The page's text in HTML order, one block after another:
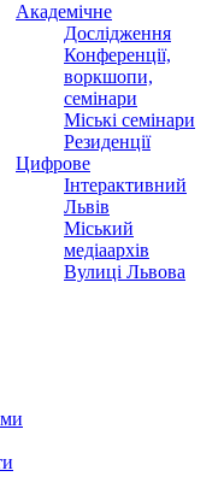
Академічне
Дослідження
Конференції,
воркшопи,
семінари
Міські семінари
Резиденції
Цифрове
Інтерактивний
Львів
Міський
медіаархів
Вулиці Львова